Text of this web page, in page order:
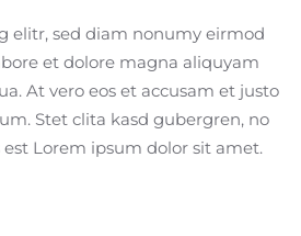
elitr, sed diam nonumy eirmod
et dolore magna aliquyam
At vero eos et accusam et justo
Stet clita kasd gubergren, no
Lorem ipsum dolor sit amet.